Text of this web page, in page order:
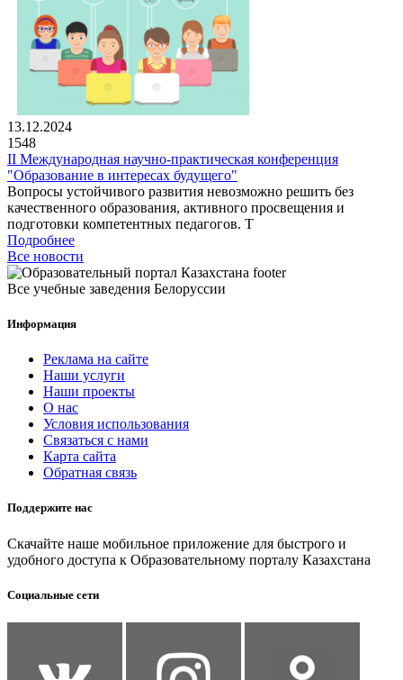
13.12.2024
1548
II Международная научно-практическая конференция
"Образование в интересах будущего"
Вопросы устойчивого развития невозможно решить без
качественного образования, активного просвещения и
подготовки компетентных педагогов. Т
Подробнее
Все новости
Все учебные заведения Белоруссии
Информация
Реклама на сайте
Наши услуги
Наши проекты
О нас
Условия использования
Связаться с нами
Карта сайта
Обратная связь
Поддержите нас
Скачайте наше мобильное приложение для быстрого и
удобного доступа к Образовательному порталу Казахстана
Социальные сети